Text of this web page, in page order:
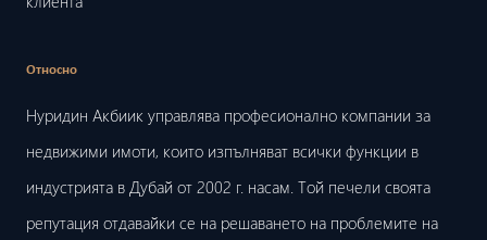
Относно
Нуридин Акбиик управлява професионално компании за
недвижими имоти, които изпълняват всички функции в
индустрията в Дубай от 2002 г. насам. Той печели своята
репутация отдавайки се на решаването на проблемите на